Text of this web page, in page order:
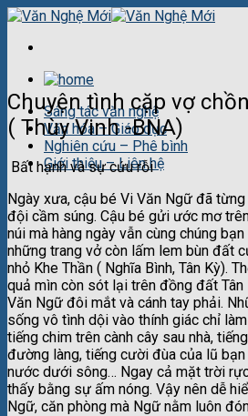
Skip
content
Sáng tác văn nghệ
Văn hóa – Giáo dục
Nghiên cứu – Phê bình
Giới thiệu – Liên hệ
Chuyện tình cặp vợ
( Thùy Vinh -BNA)
Bất hạnh và sự cứu rỗi
Ngày xưa, cậu bé Vi Văn Ngữ đã
đội cầm súng. Cậu bé gửi ước mơ
núi mà hàng ngày vẫn cùng chúng
những trang vở còn lấm lem bùn đất
nhỏ Khe Thần ( Nghĩa Bình, Tân Kỳ).
quả mìn còn sót lại trên đồng đất
Văn Ngữ đôi mắt và cánh tay phải.
sống vô tình dội vào thính giác chỉ
tiếng chim trên cành cây sau nhà,
đường làng, tiếng cười đùa của lũ
nước dưới sông… Ngay cả mặt trời
thấy bằng sự ấm nóng. Vậy nên dễ
Ngữ, căn phòng mà Ngữ nằm luôn